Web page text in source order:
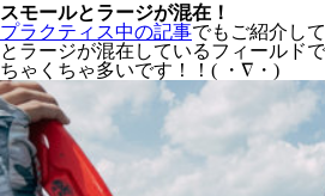
スモールとラージが混在！
プラクティス中の記事でもご紹介し
とラージが混在しているフィールド
ちゃくちゃ多いです！！( ・∇・)